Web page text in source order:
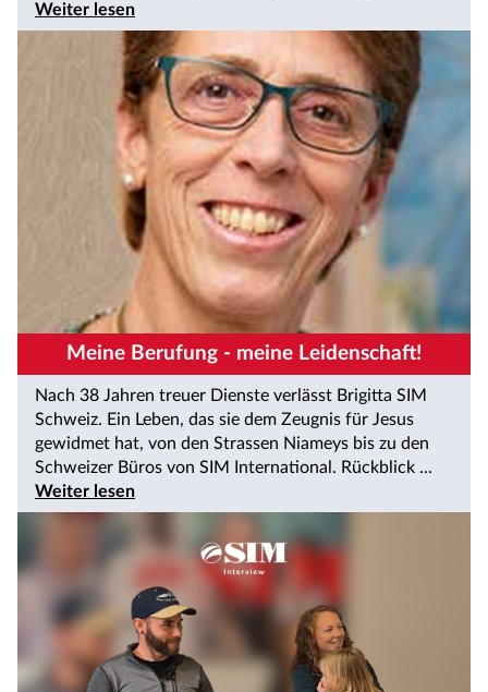
Weiter lesen
Meine Berufung - meine Leidenschaft!
Nach 38 Jahren treuer Dienste verlässt Brigitta SIM
Schweiz. Ein Leben, das sie dem Zeugnis für Jesus
gewidmet hat, von den Strassen Niameys bis zu den
Schweizer Büros von SIM International. Rückblick ...
Weiter lesen